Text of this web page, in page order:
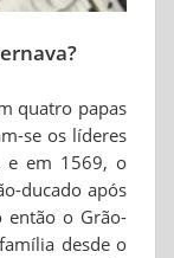
quatro papas
se os líderes
e em 1569, o
ducado após
então o Grão-
desde o